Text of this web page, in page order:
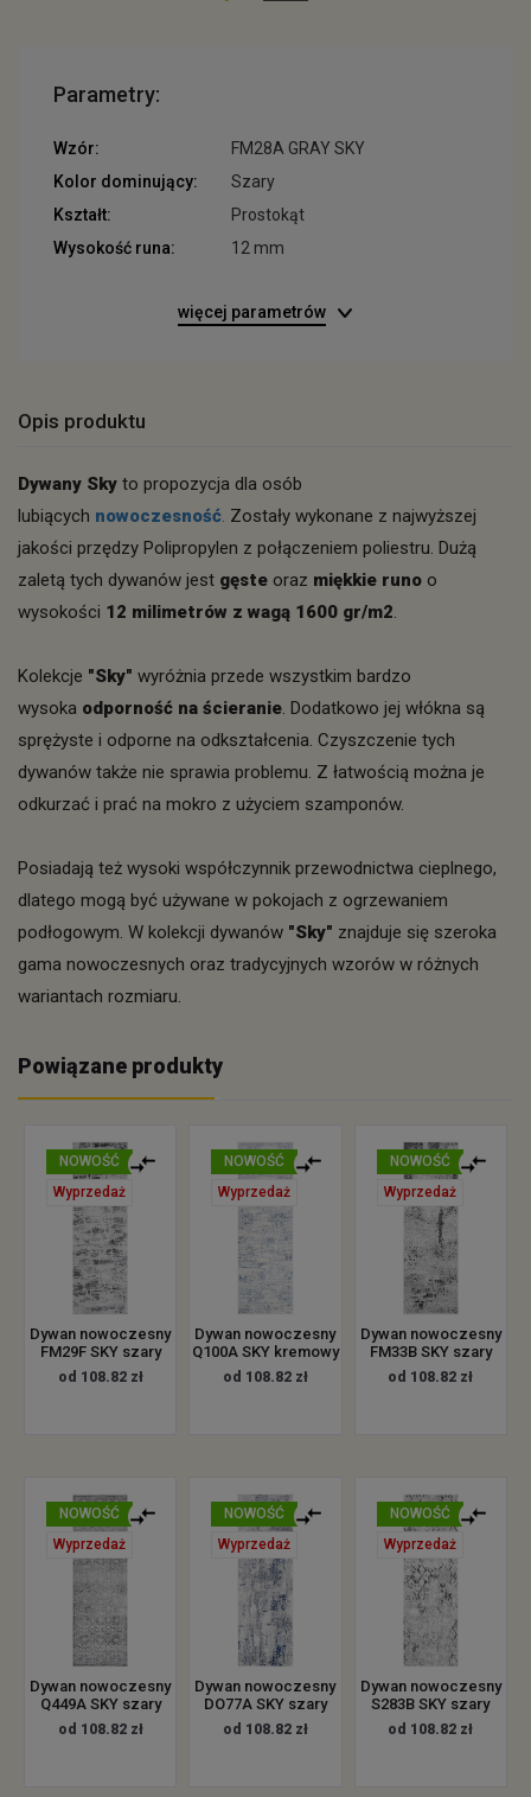
Parametry:
Wzór:
FM28A GRAY SKY
Kolor dominujący:
Szary
Kształt:
Prostokąt
Wysokość runa:
12 mm
więcej parametrów
Opis produktu
Dywany Sky to propozycja dla osób
lubiących nowoczesność. Zostały wykonane z najwyższej
jakości przędzy Polipropylen z połączeniem poliestru. Dużą
zaletą tych dywanów jest gęste oraz miękkie runo o
wysokości 12 milimetrów z wagą 1600 gr/m2.
Kolekcje "Sky" wyróżnia przede wszystkim bardzo
wysoka odporność na ścieranie. Dodatkowo jej włókna są
sprężyste i odporne na odkształcenia. Czyszczenie tych
dywanów także nie sprawia problemu. Z łatwością można je
odkurzać i prać na mokro z użyciem szamponów.
Posiadają też wysoki współczynnik przewodnictwa cieplnego,
dlatego mogą być używane w pokojach z ogrzewaniem
podłogowym. W kolekcji dywanów "Sky" znajduje się szeroka
gama nowoczesnych oraz tradycyjnych wzorów w różnych
wariantach rozmiaru.
Powiązane produkty
NOWOŚĆ
Wyprzedaż
Dywan nowoczesny
FM29F SKY szary
od 108.82 zł
NOWOŚĆ
Wyprzedaż
Dywan nowoczesny
Q100A SKY kremowy
od 108.82 zł
NOWOŚĆ
Wyprzedaż
Dywan nowoczesny
FM33B SKY szary
od 108.82 zł
NOWOŚĆ
Wyprzedaż
Dywan nowoczesny
Q449A SKY szary
od 108.82 zł
NOWOŚĆ
Wyprzedaż
Dywan nowoczesny
DO77A SKY szary
od 108.82 zł
NOWOŚĆ
Wyprzedaż
Dywan nowoczesny
S283B SKY szary
od 108.82 zł